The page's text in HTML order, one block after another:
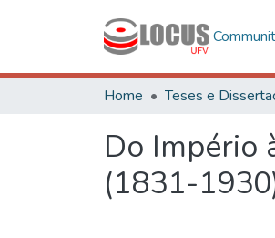
Home Teses e
Do Império
(1831-